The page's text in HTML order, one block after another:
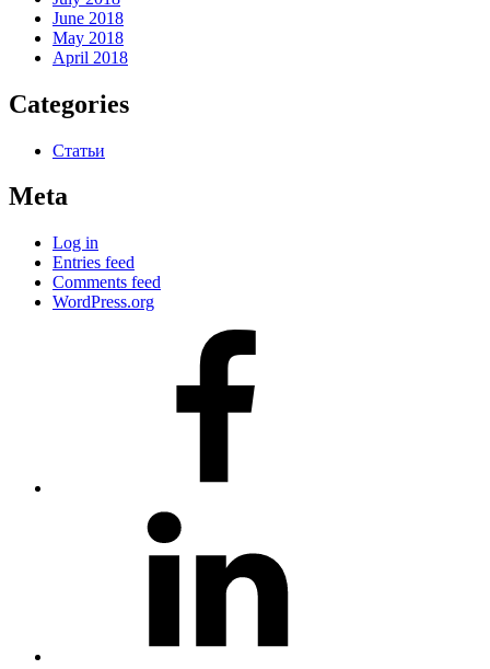
June 2018
May 2018
April 2018
Categories
Статьи
Meta
Log in
Entries feed
Comments feed
WordPress.org